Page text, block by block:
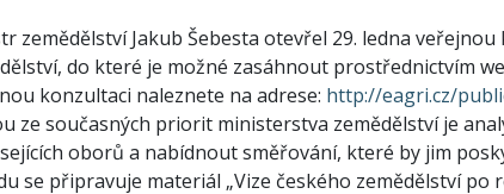
zemědělství Jakub Šebesta otevřel 29. ledna
do které je možné zasáhnout prostřednictvím
konzultaci naleznete na adrese: http://eagri.cz/
ze současných priorit ministerstva zemědělství je
oborů a nabídnout směřování, které by jim
se připravuje materiál „Vize českého zemědělství po